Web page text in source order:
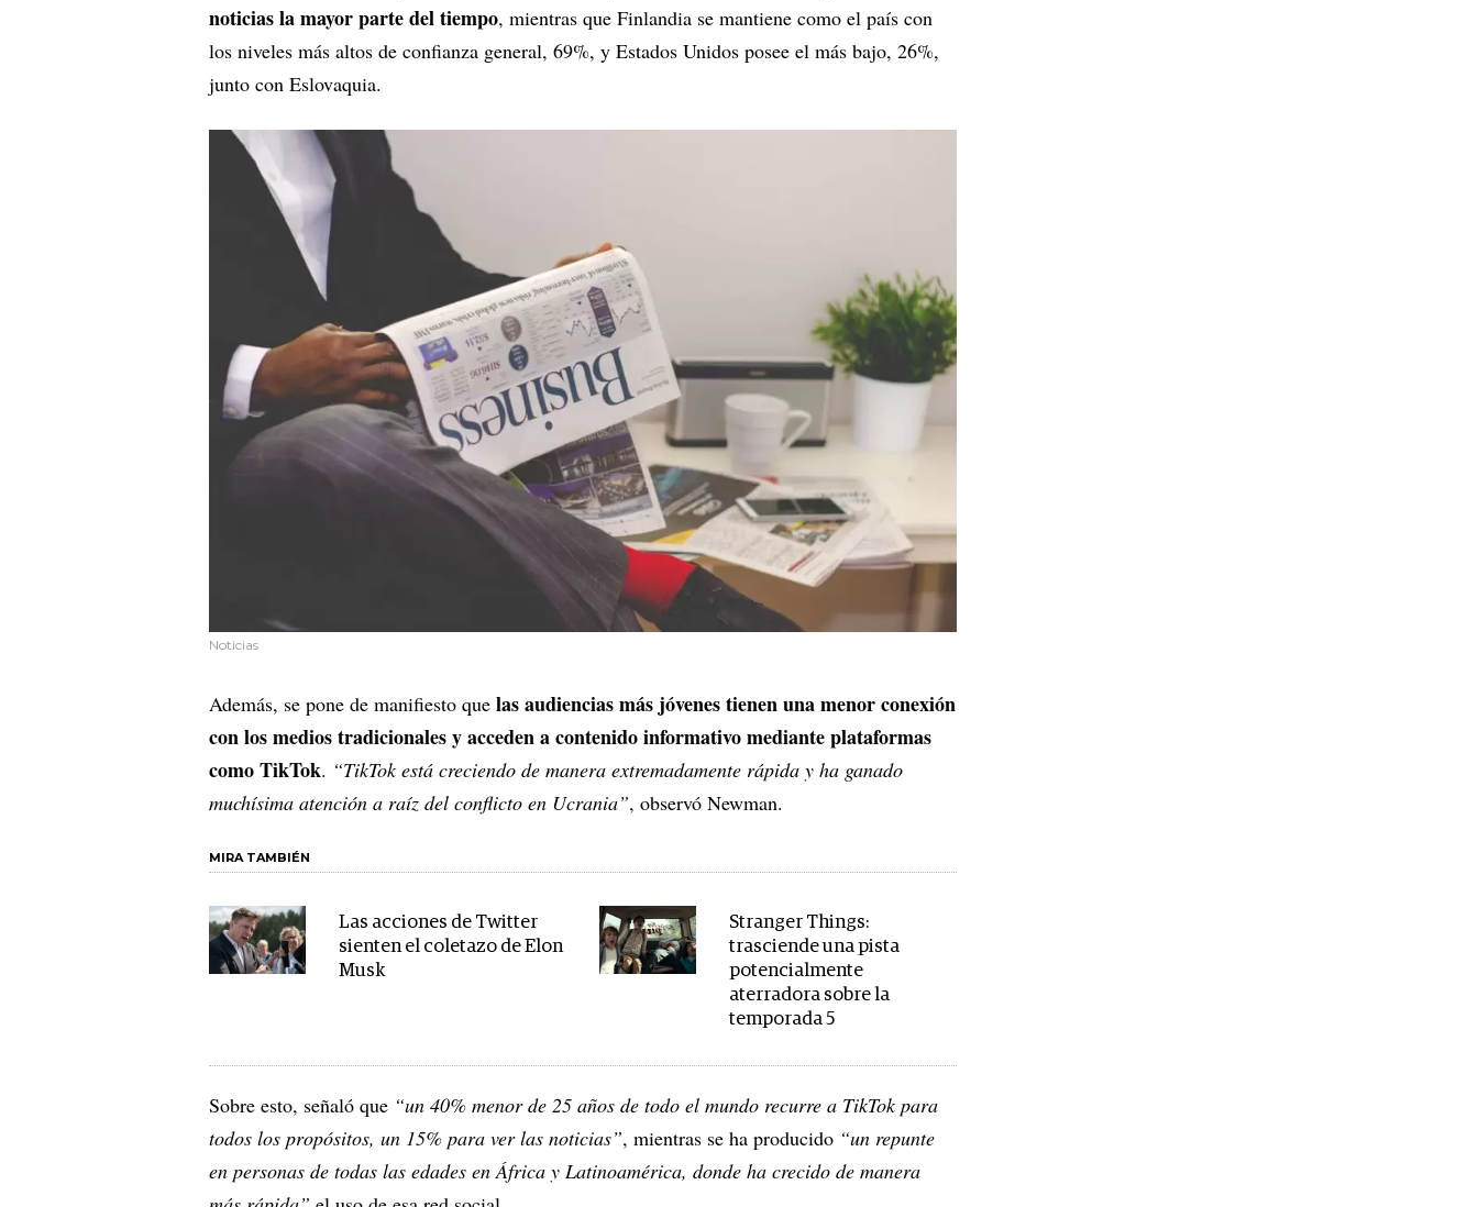
noticias la mayor parte del tiempo, mientras que Finlandia se mantiene como el país con
los niveles más altos de confianza general, 69%, y Estados Unidos posee el más bajo, 26%,
junto con Eslovaquia.
Noticias
Además, se pone de manifiesto que las audiencias más jóvenes tienen una menor conexión
con los medios tradicionales y acceden a contenido informativo mediante plataformas
como TikTok. “TikTok está creciendo de manera extremadamente rápida y ha ganado
muchísima atención a raíz del conflicto en Ucrania”, observó Newman.
MIRA TAMBIÉN
Las acciones de Twitter
sienten el coletazo de Elon
Musk
Stranger Things:
trasciende una pista
potencialmente
aterradora sobre la
temporada 5
Sobre esto, señaló que “un 40% menor de 25 años de todo el mundo recurre a TikTok para
todos los propósitos, un 15% para ver las noticias”, mientras se ha producido “un repunte
en personas de todas las edades en África y Latinoamérica, donde ha crecido de manera